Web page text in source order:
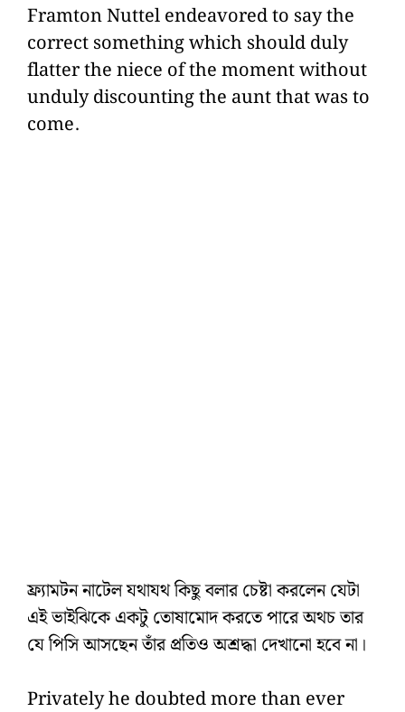
Framton Nuttel endeavored to say the
correct something which should duly
flatter the niece of the moment without
unduly discounting the aunt that was to
come.
ফ্র্যামটন নাটেল যথাযথ কিছু বলার চেষ্টা করলেন যেটা
এই ভাইঝিকে একটু তোষামোদ করতে পারে অথচ তার
যে পিসি আসছেন তাঁর প্রতিও অশ্রদ্ধা দেখানো হবে না।
Privately he doubted more than ever